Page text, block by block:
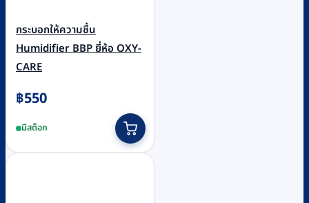
กระบอกให้ความชื้น
Humidifier BBP ยี่ห้อ OXY-
CARE
฿550
มีสต็อก